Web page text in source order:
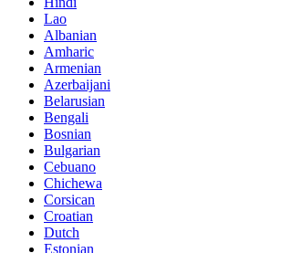
Lao
Albanian
Amharic
Armenian
Azerbaijani
Belarusian
Bengali
Bosnian
Bulgarian
Cebuano
Chichewa
Corsican
Croatian
Dutch
Estonian